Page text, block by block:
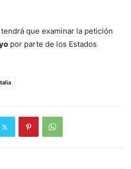
que examinar la petición
por parte de los Estados